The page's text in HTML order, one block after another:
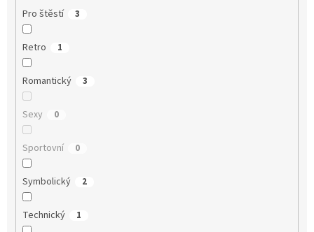
Pro štěstí 3
Retro 1
Romantický 3
Sexy 0
Sportovní 0
Symbolický 2
Technický 1